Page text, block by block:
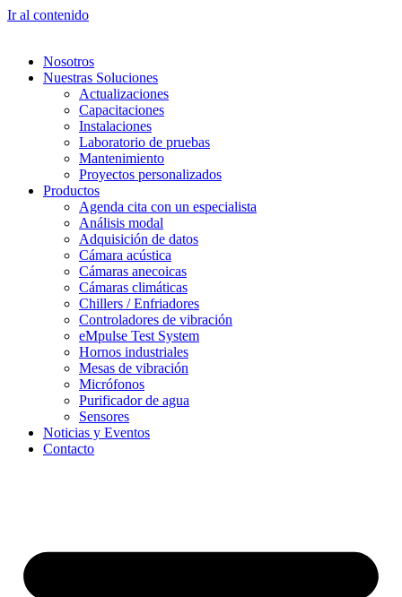
Ir al contenido
Nosotros
Nuestras Soluciones
Actualizaciones
Capacitaciones
Instalaciones
Laboratorio de pruebas
Mantenimiento
Proyectos personalizados
Productos
Agenda cita con un especialista
Análisis modal
Adquisición de datos
Cámara acústica
Cámaras anecoicas
Cámaras climáticas
Chillers / Enfriadores
Controladores de vibración
eMpulse Test System
Hornos industriales
Mesas de vibración
Micrófonos
Purificador de agua
Sensores
Noticias y Eventos
Contacto